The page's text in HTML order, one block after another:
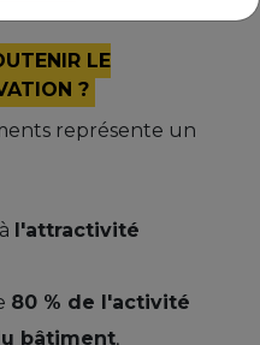
LE
?
représente un
l'attractivité
80 % de l'activité
bâtiment,